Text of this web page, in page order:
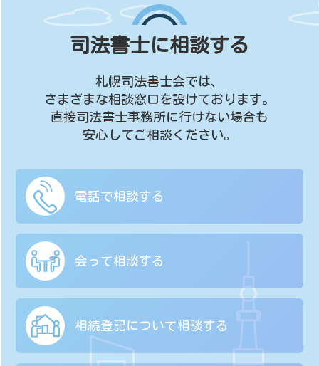
司法書士に相談する
札幌司法書士会では、
さまざまな相談窓口を設けております。
直接司法書士事務所に行けない場合も
安心してご相談ください。
電話で相談する
会って相談する
相続登記について相談する